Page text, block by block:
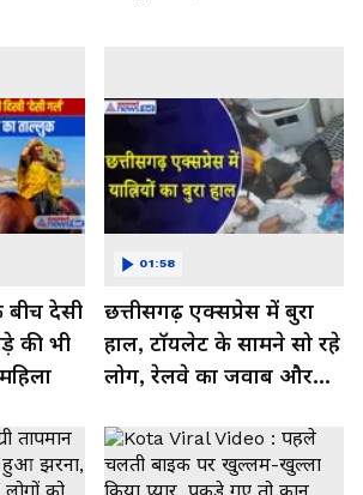
बीच देसी
की भी
छत्तीसगढ़ एक्सप्रेस में बुरा
हाल, टॉयलेट के सामने सो रहे
लोग, रेलवे का जवाब और
Video
01:58